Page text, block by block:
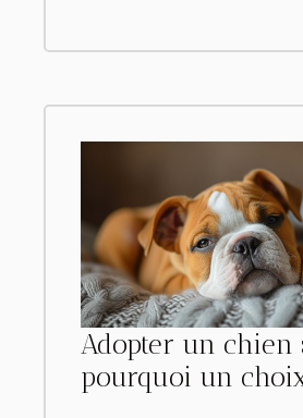
Adopter un chien
pourquoi un